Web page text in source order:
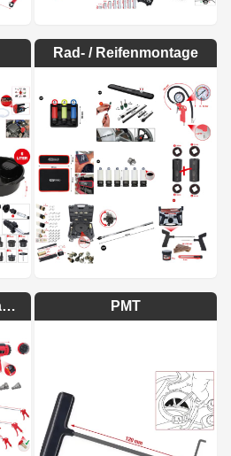
Rad- / Reifenmontage
Allgemeiner Werkstattbedarf PMT